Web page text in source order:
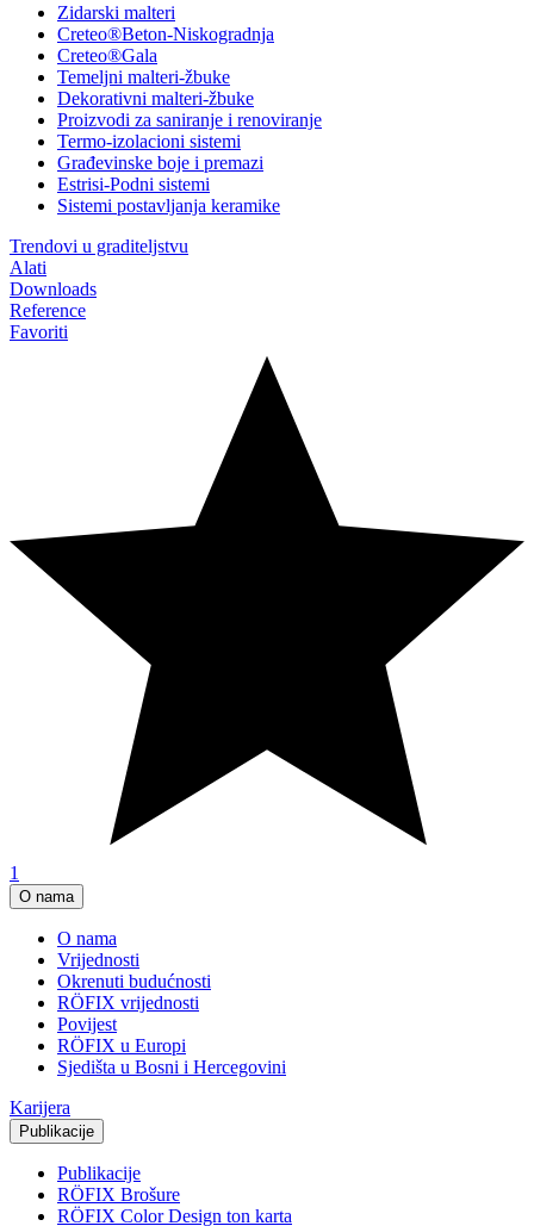
Zidarski malteri
Creteo®Beton-Niskogradnja
Creteo®Gala
Temeljni malteri-žbuke
Dekorativni malteri-žbuke
Proizvodi za saniranje i renoviranje
Termo-izolacioni sistemi
Građevinske boje i premazi
Estrisi-Podni sistemi
Sistemi postavljanja keramike
Trendovi u graditeljstvu
Alati
Downloads
Reference
Favoriti
1
O nama
O nama
Vrijednosti
Okrenuti budućnosti
RÖFIX vrijednosti
Povijest
RÖFIX u Europi
Sjedišta u Bosni i Hercegovini
Karijera
Publikacije
Publikacije
RÖFIX Brošure
RÖFIX Color Design ton karta